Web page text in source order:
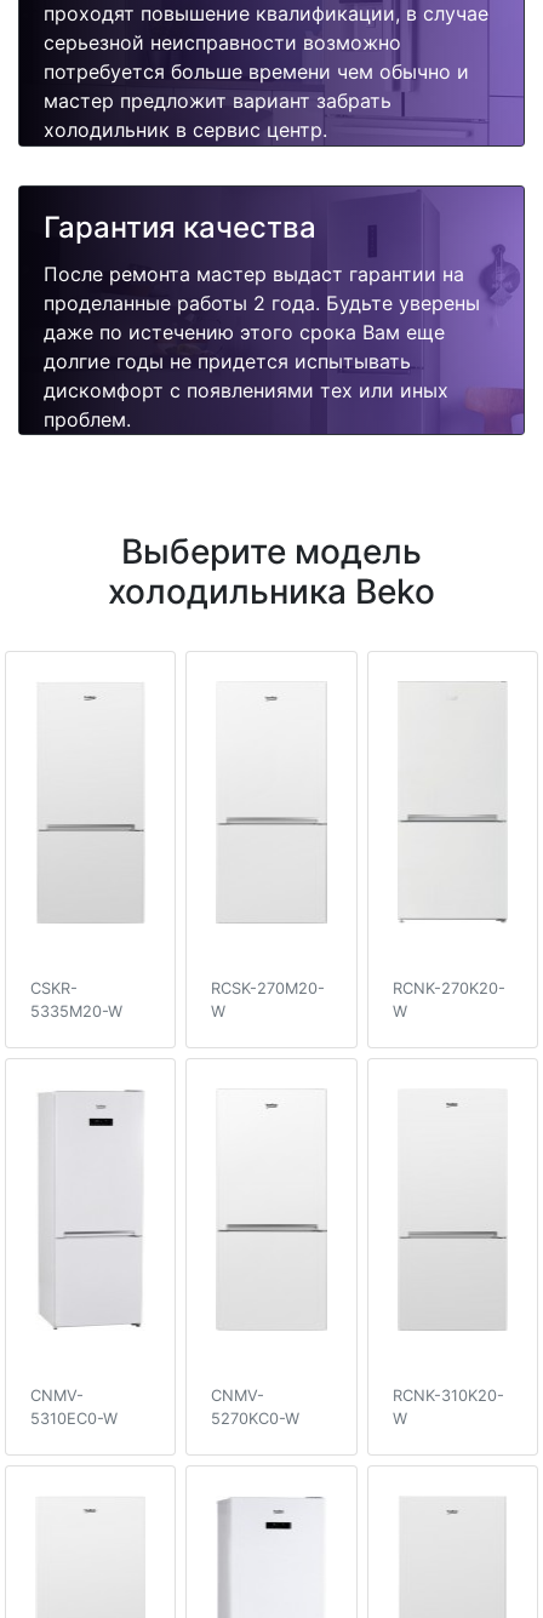
проходят повышение квалификации, в случае
серьезной неисправности возможно
потребуется больше времени чем обычно и
мастер предложит вариант забрать
холодильник в сервис центр.
Гарантия качества
После ремонта мастер выдаст гарантии на
проделанные работы 2 года. Будьте уверены
даже по истечению этого срока Вам еще
долгие годы не придется испытывать
дискомфорт с появлениями тех или иных
проблем.
Выберите модель
холодильника Beko
CSKR-
5335M20-W
RCSK-270M20-
W
RCNK-270K20-
W
CNMV-
5310EC0-W
CNMV-
5270KC0-W
RCNK-310K20-
W